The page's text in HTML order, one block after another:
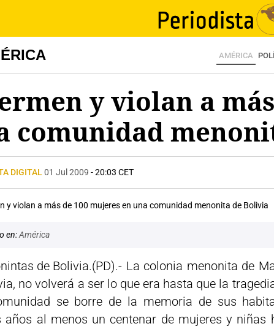
AMÉRICA
y violan a
comunidad
DIGITAL 01 Jul 2009 - 20:03 CET
en:América
(PD).- La colonia menonita de
no volverá a ser lo que era hasta que la
se borre de la memoria de sus
años al menos un centenar de mujeres y niñas